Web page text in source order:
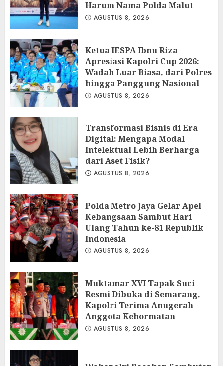
Harum Nama Polda Malut
AGUSTUS 8, 2026
Ketua IESPA Ibnu Riza
Apresiasi Kapolri Cup 2026:
Wadah Luar Biasa, dari Polres
hingga Panggung Nasional
AGUSTUS 8, 2026
Transformasi Bisnis di Era
Digital: Mengapa Modal
Intelektual Lebih Berharga
dari Aset Fisik?
AGUSTUS 8, 2026
Polda Metro Jaya Gelar Apel
Kebangsaan Sambut Hari
Ulang Tahun ke-81 Republik
Indonesia
AGUSTUS 8, 2026
Muktamar XVI Tapak Suci
Resmi Dibuka di Semarang,
Kapolri Terima Anugerah
Anggota Kehormatan
AGUSTUS 8, 2026